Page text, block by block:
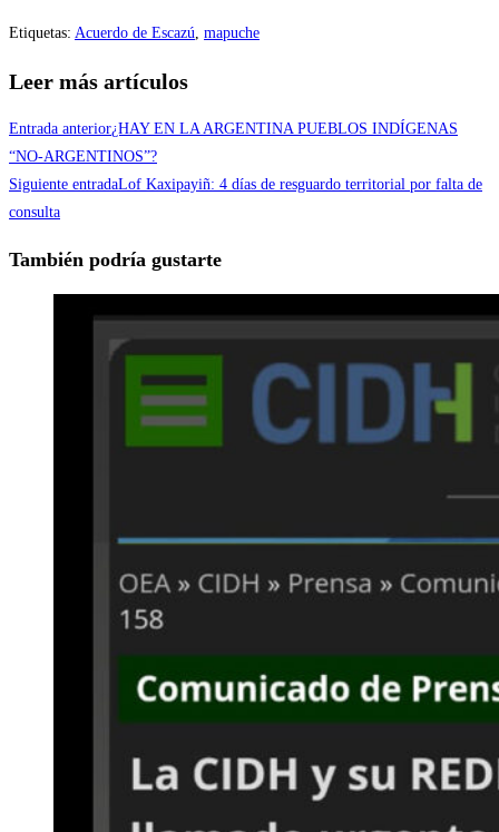
Etiquetas: Acuerdo de Escazú, mapuche
Leer más artículos
Entrada anterior¿HAY EN LA ARGENTINA PUEBLOS INDÍGENAS
“NO-ARGENTINOS”?
Siguiente entradaLof Kaxipayiñ: 4 días de resguardo territorial por falta de
consulta
También podría gustarte